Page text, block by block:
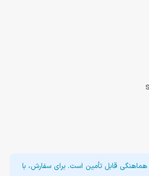
قابل تأمین است. برای سفارش، با